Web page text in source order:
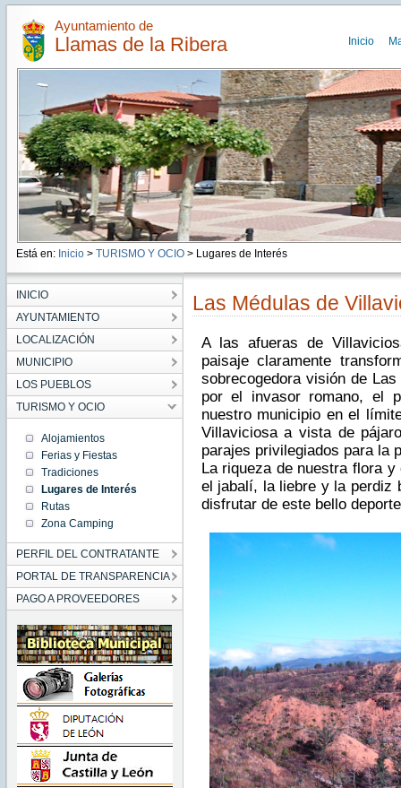
Ayuntamiento de
Llamas de la Ribera Inicio
Está en: Inicio > TURISMO Y OCIO> Lugares de Interés
INICIO
AYUNTAMIENTO
LOCALIZACIÓN
MUNICIPIO
LOS PUEBLOS
TURISMO Y OCIO
Alojamientos
Ferias y Fiestas
Tradiciones
Lugares de Interés
Rutas
Zona Camping
PERFIL DEL CONTRATANTE
PORTAL DE TRANSPARENCIA
PAGO A PROVEEDORES
Las Médulas de
A las afueras de
paisaje claramente
sobrecogedora visión de
por el invasor romano, el
nuestro municipio en el
Villaviciosa a vista de
parajes privilegiados para la
La riqueza de nuestra flora
el jabalí, la liebre y la perdiz
disfrutar de este bello